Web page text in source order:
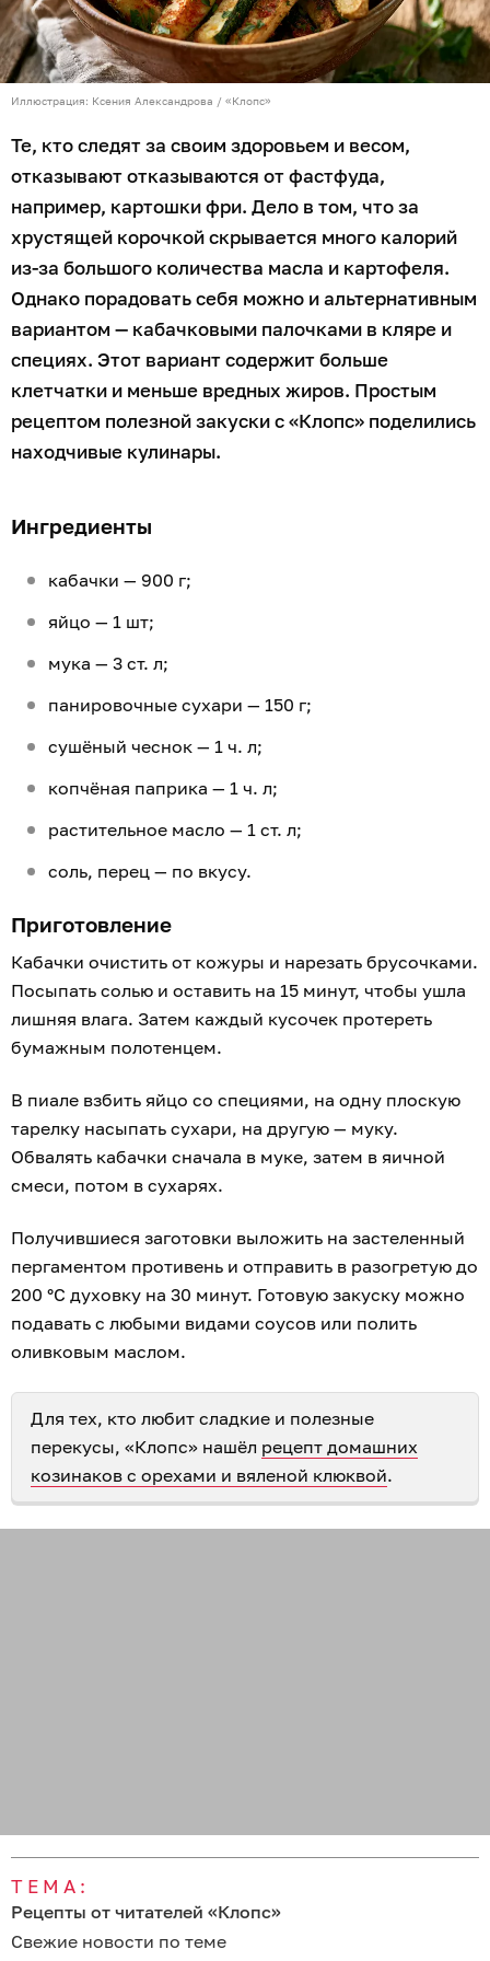
Иллюстрация: Ксения Александрова / «Клопс»
Те, кто следят за своим здоровьем и весом,
отказывают отказываются от фастфуда,
например, картошки фри. Дело в том, что за
хрустящей корочкой скрывается много калорий
из-за большого количества масла и картофеля.
Однако порадовать себя можно и альтернативным
вариантом — кабачковыми палочками в кляре и
специях. Этот вариант содержит больше
клетчатки и меньше вредных жиров. Простым
рецептом полезной закуски с «Клопс» поделились
находчивые кулинары.
Ингредиенты
кабачки — 900 г;
яйцо — 1 шт;
мука — 3 ст. л;
панировочные сухари — 150 г;
сушёный чеснок — 1 ч. л;
копчёная паприка — 1 ч. л;
растительное масло — 1 ст. л;
соль, перец — по вкусу.
Приготовление
Кабачки очистить от кожуры и нарезать брусочками.
Посыпать солью и оставить на 15 минут, чтобы ушла
лишняя влага. Затем каждый кусочек протереть
бумажным полотенцем.
В пиале взбить яйцо со специями, на одну плоскую
тарелку насыпать сухари, на другую — муку.
Обвалять кабачки сначала в муке, затем в яичной
смеси, потом в сухарях.
Получившиеся заготовки выложить на застеленный
пергаментом противень и отправить в разогретую до
200 °С духовку на 30 минут. Готовую закуску можно
подавать с любыми видами соусов или полить
оливковым маслом.
Для тех, кто любит сладкие и полезные
перекусы, «Клопс» нашёл рецепт домашних
козинаков с орехами и вяленой клюквой.
ТЕМА:
Рецепты от читателей «Клопс»
Свежие новости по теме